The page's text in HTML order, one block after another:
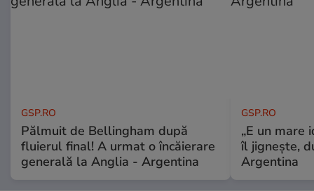
GSP.RO
Pălmuit de Bellingham după
fluierul final! A urmat o încăierare
generală la Anglia - Argentina
GSP.RO
„E un mare
îl jignește,
Argentina